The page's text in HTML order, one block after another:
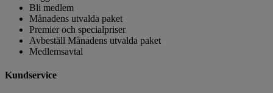
Bli medlem
Månadens utvalda paket
Premier och specialpriser
Avbeställ Månadens utvalda paket
Medlemsavtal
Kundservice